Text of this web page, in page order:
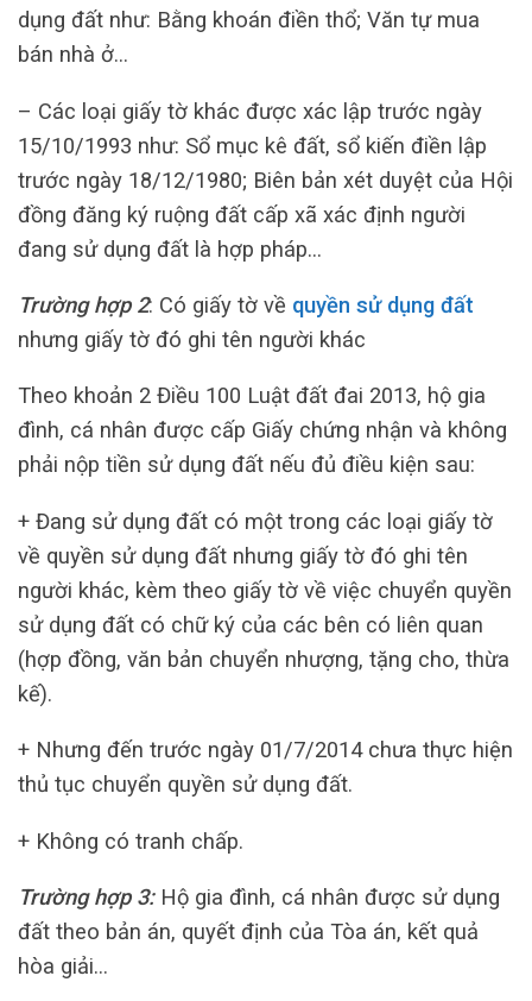
dụng đất như: Bằng khoán điền thổ; Văn tự mua
bán nhà ở…
– Các loại giấy tờ khác được xác lập trước ngày
15/10/1993 như: Sổ mục kê đất, sổ kiến điền lập
trước ngày 18/12/1980; Biên bản xét duyệt của Hội
đồng đăng ký ruộng đất cấp xã xác định người
đang sử dụng đất là hợp pháp…
Trường hợp 2: Có giấy tờ về quyền sử dụng đất
nhưng giấy tờ đó ghi tên người khác
Theo khoản 2 Điều 100 Luật đất đai 2013, hộ gia
đình, cá nhân được cấp Giấy chứng nhận và không
phải nộp tiền sử dụng đất nếu đủ điều kiện sau:
+ Đang sử dụng đất có một trong các loại giấy tờ
về quyền sử dụng đất nhưng giấy tờ đó ghi tên
người khác, kèm theo giấy tờ về việc chuyển quyền
sử dụng đất có chữ ký của các bên có liên quan
(hợp đồng, văn bản chuyển nhượng, tặng cho, thừa
kế).
+ Nhưng đến trước ngày 01/7/2014 chưa thực hiện
thủ tục chuyển quyền sử dụng đất.
+ Không có tranh chấp.
Trường hợp 3:Hộ gia đình, cá nhân được sử dụng
đất theo bản án, quyết định của Tòa án, kết quả
hòa giải…